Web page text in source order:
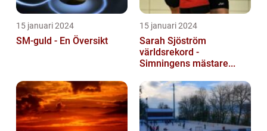
15 januari 2024
SM-guld - En Översikt
15 januari 2024
Sarah Sjöström
världsrekord -
Simningens mästare...